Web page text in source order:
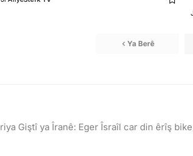
Ya Berê
Giştî ya Îranê: Eger Îsraîl car din êrîş